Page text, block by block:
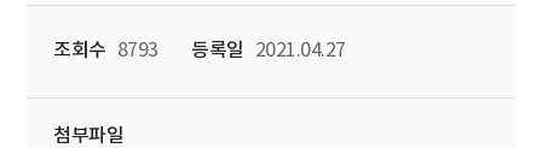
조회수 8793 등록일 2021.04.27
첨부파일